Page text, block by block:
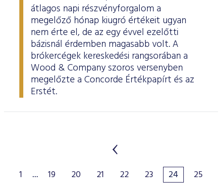
átlagos napi részvényforgalom a
megelőző hónap kiugró értékeit ugyan
nem érte el, de az egy évvel ezelőtti
bázisnál érdemben magasabb volt. A
brókercégek kereskedési rangsorában a
Wood & Company szoros versenyben
megelőzte a Concorde Értékpapírt és az
Erstét.
1 ... 19 20 21 22 23 24
25